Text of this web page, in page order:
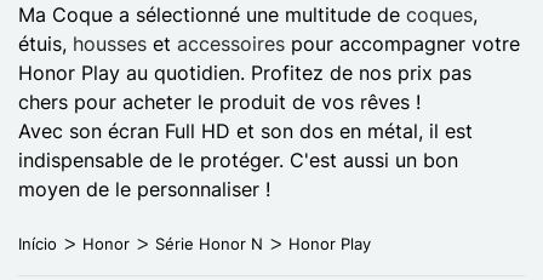
Ma Coque a sélectionné une multitude de coques,
étuis, housses et accessoires pour accompagner votre
Honor Play au quotidien. Profitez de nos prix pas
chers pour acheter le produit de vos rêves !
Avec son écran Full HD et son dos en métal, il est
indispensable de le protéger. C'est aussi un bon
moyen de le personnaliser !
Início Honor Série Honor N Honor Play